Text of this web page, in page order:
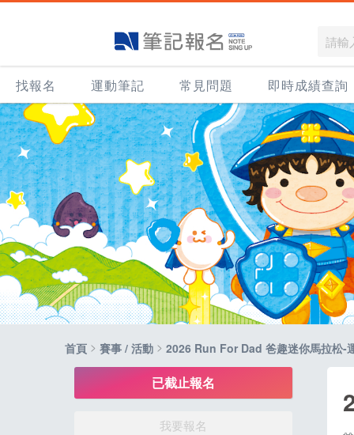
找報名 運動筆記 常見問題 即時成績查詢
首頁 > 賽事 / 活動 > 2026 Run For Dad 爸趣迷你馬拉松-
已截止報名
我要報名